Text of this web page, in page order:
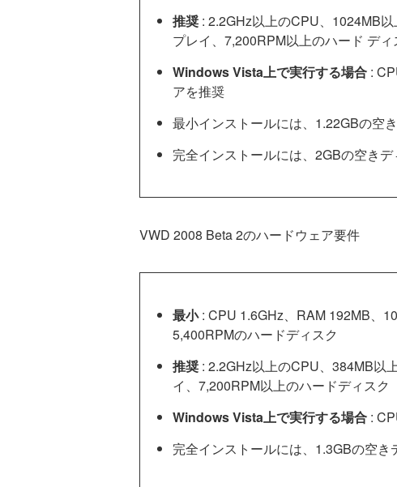
推奨 : 2.2GHz以上のCPU、1024MB
プレイ、7,200RPM以上のハード ディ
Windows Vista上で実行する場合 :
アを推奨
最小インストールには、1.22GBの空
完全インストールには、2GBの空き
VWD 2008 Beta 2のハードウェア要件
最小: CPU 1.6GHz、RAM 192MB、
5,400RPMのハードディスク
推奨 : 2.2GHz以上のCPU、384MB以
イ、7,200RPM以上のハードディスク
Windows Vista上で実行する場合 :
完全インストールには、1.3GBの空き